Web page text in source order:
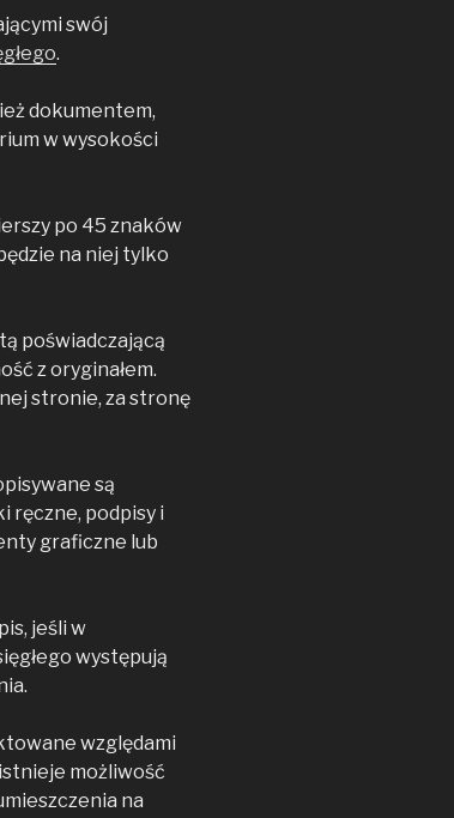
swój
.
dokumentem,
w wysokości
po 45 znaków
na niej tylko
poświadczającą
z oryginałem.
stronie, za stronę
są
ręczne, podpisy i
graficzne lub
jeśli w
występują
względami
możliwość
na